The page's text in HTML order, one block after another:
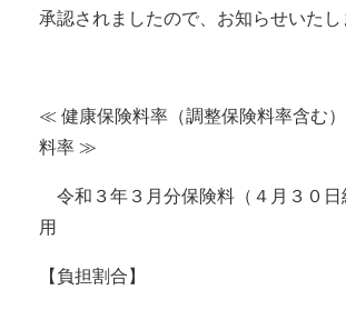
承認されましたので、お知らせいたし
≪ 健康保険料率（調整保険料率含む
料率 ≫
令和３年３月分保険料（４月３０
用
【負担割合】